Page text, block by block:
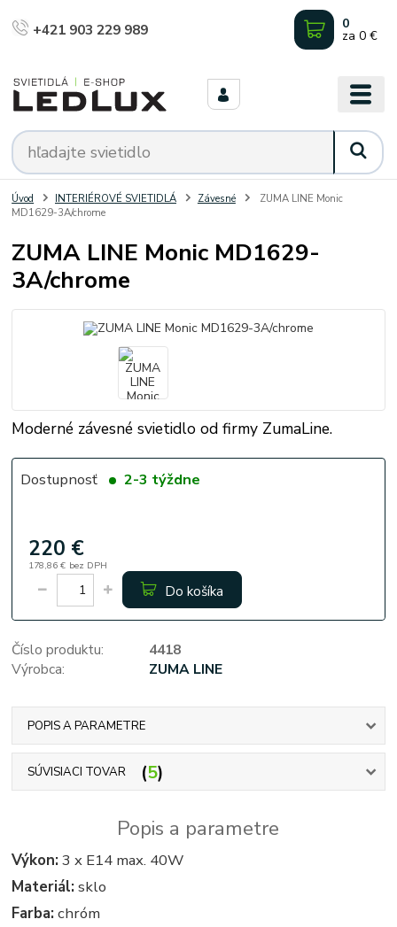
+421 903 229 989 0
za 0 €
Úvod INTERIÉROVÉ SVIETIDLÁ Závesné
ZUMA LINE Monic
MD1629-3A/chrome
ZUMA LINE Monic MD1629-
3A/chrome
Moderné závesné svietidlo od firmy ZumaLine.
Dostupnosť 2-3 týždne
220 €
178,86 € bez DPH
Do košíka
Číslo produktu:
4418
Výrobca:
ZUMA LINE
POPIS A PARAMETRE
SÚVISIACI TOVAR 5
Popis a parametre
Výkon: 3 x E14 max. 40W
Materiál: sklo
Farba: chróm